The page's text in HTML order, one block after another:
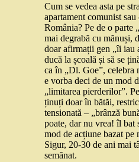
Cum se vedea asta pe
apartament comunist
România? Pe de o parte
mai degrabă cu mănuși,
doar afirmații gen „îi iau
ducă la școală și să se
ca în „Dl. Goe”, celebra
e vorba deci de un mod
„limitarea pierderilor”.
ținuți doar în bătăi,
tensionată – „brânză
poate, dar nu vrea! îl bat
mod de acțiune bazat pe
Sigur, 20-30 de ani mai
semănat.